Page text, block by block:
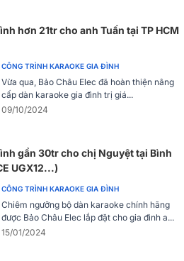
với công suất hoạt động trung bình
đại đáng kể là 1000W, mang đến
và hài lòng cho người sử dụng.
D tích hợp, loa đảm bảo hiệu suất cao
Với góc phủ âm rộng là 90 x 60°,
đến mọi không gian.
DBR12
bị xử lý âm thanh cao cấp, hiện đang
Sản phẩm cho phép điều chỉnh
qua phần mềm đi kèm.
hơn 21tr cho anh Tuấn tại TP HCM
CÔNG TRÌNH KARAOKE GIA ĐÌNH
Vừa qua, Bảo Châu Elec đã hoàn thiện nâng
cấp dàn karaoke gia đình trị giá...
09/10/2024
gần 30tr cho chị Nguyệt tại Bình
UGX12...)
CÔNG TRÌNH KARAOKE GIA ĐÌNH
Chiêm ngưỡng bộ dàn karaoke chính hãng
được Bảo Châu Elec lắp đặt cho gia đình a...
15/01/2024